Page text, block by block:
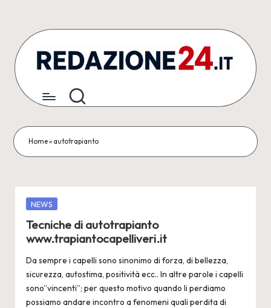
content
e
d
a
i
o
n
e
2
4
Redazionali
&
Stampa
Home» autotrapianto
Posted
NEWS
Tecniche di autotrapianto
www.trapiantocapelliveri.it
Da sempre i capelli sono sinonimo di forza, di bellezza,
sicurezza, autostima, positività ecc.. In altre parole i capelli
sono”vincenti”; per questo motivo quando li perdiamo
possiamo andare incontro a fenomeni quali perdita di